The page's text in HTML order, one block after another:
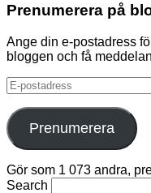
Prenumerera på
Ange din e-postadress
bloggen och få
E-
postadress
Prenumerera
Gör som 1 073 andra,
Search